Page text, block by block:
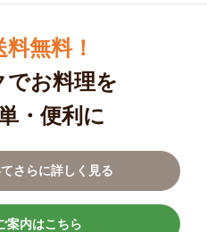
無料！
でお料理を
・便利に
さらに詳しく見る
案内はこちら